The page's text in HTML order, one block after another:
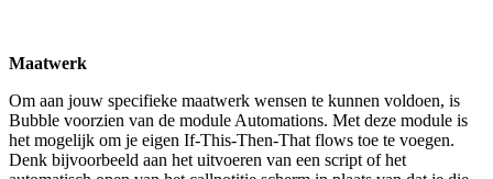
Maatwerk
Om aan jouw specifieke maatwerk wensen te kunnen voldoen, is
Bubble voorzien van de module Automations. Met deze module is
het mogelijk om je eigen If-This-Then-That flows toe te voegen.
Denk bijvoorbeeld aan het uitvoeren van een script of het